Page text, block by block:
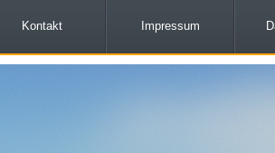
Kontakt Impressum